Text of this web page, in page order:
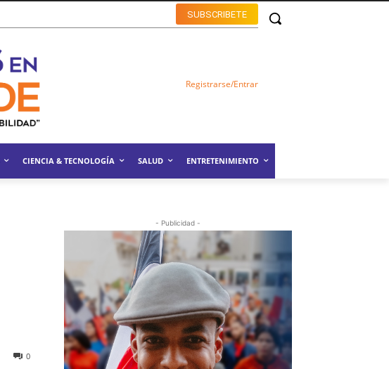
SUBSCRIBETE
Registrarse/Entrar
CIENCIA & TECNOLOGÍA SALUD ENTRETENIMIENTO
0
- Publicidad -